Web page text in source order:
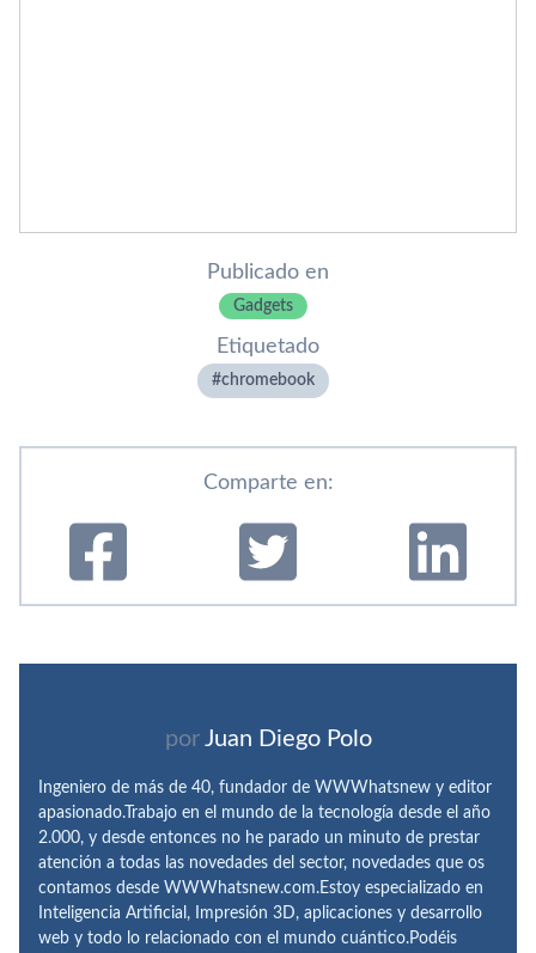
Publicado en
Gadgets
Etiquetado
chromebook
Comparte en:
por Juan Diego Polo
Ingeniero de más de 40, fundador de WWWhatsnew y editor
apasionado.Trabajo en el mundo de la tecnología desde el año
2.000, y desde entonces no he parado un minuto de prestar
atención a todas las novedades del sector, novedades que os
contamos desde WWWhatsnew.com.Estoy especializado en
Inteligencia Artificial, Impresión 3D, aplicaciones y desarrollo
web y todo lo relacionado con el mundo cuántico.Podéis